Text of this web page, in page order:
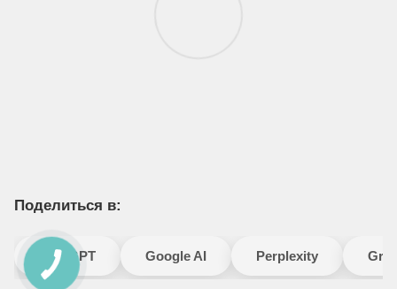
Поделиться в:
ChatGPT Google AI Perplexity